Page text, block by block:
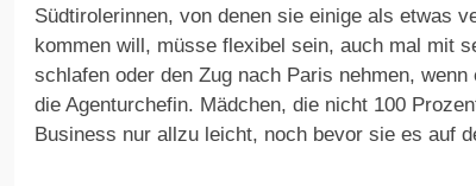
Südtirolerinnen, von denen sie einige als etwas
kommen will, müsse flexibel sein, auch mal mit
schlafen oder den Zug nach Paris nehmen,
die Agenturchefin. Mädchen, die nicht 100
Business nur allzu leicht, noch bevor sie es auf